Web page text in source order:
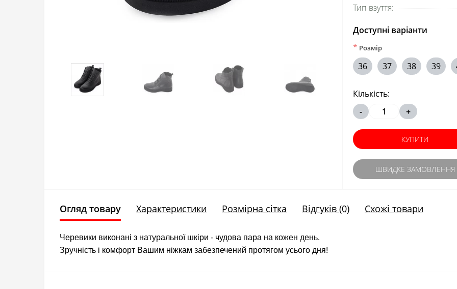
Тип взуття:
Доступні варіанти
* Розмір
36 37 38 39
Кількість:
-
+
КУПИТИ
ШВИДКЕ ЗАМОВЛЕННЯ
Огляд товару Характеристики Розмірна сітка Відгуків (0) Схожі товари
Черевики виконані з натуральної шкіри - чудова пара на кожен день.
Зручність і комфорт Вашим ніжкам забезпечений протягом усього дня!